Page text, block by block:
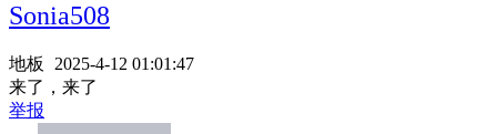
Sonia508
地板
2025-4-12 01:01:47
来了，来了
举报